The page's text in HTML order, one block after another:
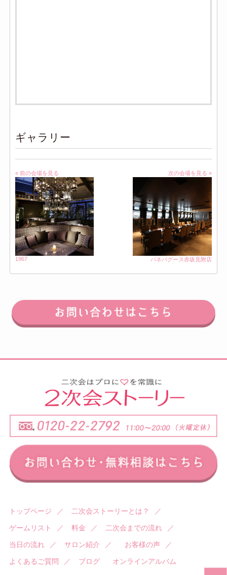
ギャラリー
« 前の会場を見る
1967
次の会場を見る »
バネバグース赤坂見附店
トップページ ／ 二次会ストーリーとは？ ／
ゲームリスト ／ 料金 ／ 二次会までの流れ ／
当日の流れ ／ サロン紹介 ／ お客様の声 ／
よくあるご質問 ／ ブログ オンラインアルバム